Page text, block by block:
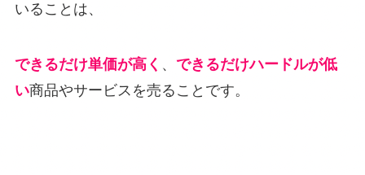
いることは、
できるだけ単価が高く 、 できるだけハードルが低
い商品やサービスを売ることです。